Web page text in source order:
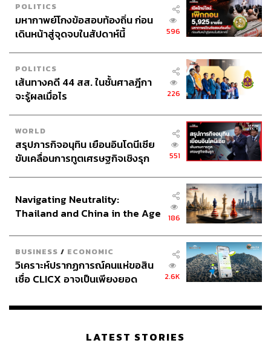
POLITICS
มหากาพย์โกงข้อสอบท้องถิ่น ก่อน
เดินหน้าสู่จุดจบในสัปดาห์นี้
596
POLITICS
เส้นทางคดี 44 สส. ในชั้นศาลฎีกา
จะรู้ผลเมื่อไร
226
WORLD
สรุปภารกิจอนุทิน เยือนอินโดนีเซีย
ขับเคลื่อนการทูตเศรษฐกิจเชิงรุก
551
Navigating Neutrality:
Thailand and China in the Age
186
BUSINESS / ECONOMIC
วิเคราะห์ปรากฏการณ์คนแห่ขอสิน
เชื่อ CLICX อาจเป็นเพียงยอด
เรือนไทยที่ถูกซุกไว้
2.6K
LATEST STORIES